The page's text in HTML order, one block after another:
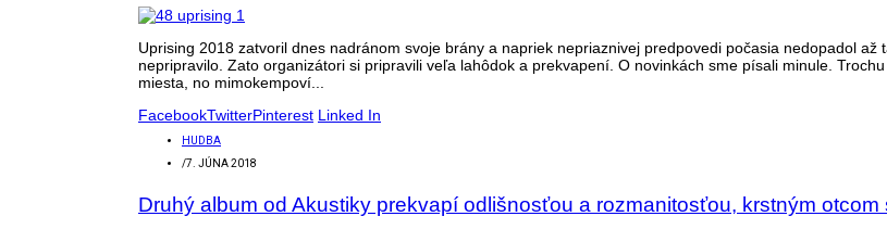
Uprising 2018 zatvoril dnes nadránom svoje brány a napriek nepriaznivej predpovedi počasia nedopadol
nepripravilo. Zato organizátori si pripravili veľa lahôdok a prekvapení. O novinkách sme písali minule.
miesta, no mimokempoví...
FacebookTwitterPinterest Linked In
HUDBA
/7. JÚNA 2018
Druhý album od Akustiky prekvapí odlišnosťou a rozmanitosťou, krstným